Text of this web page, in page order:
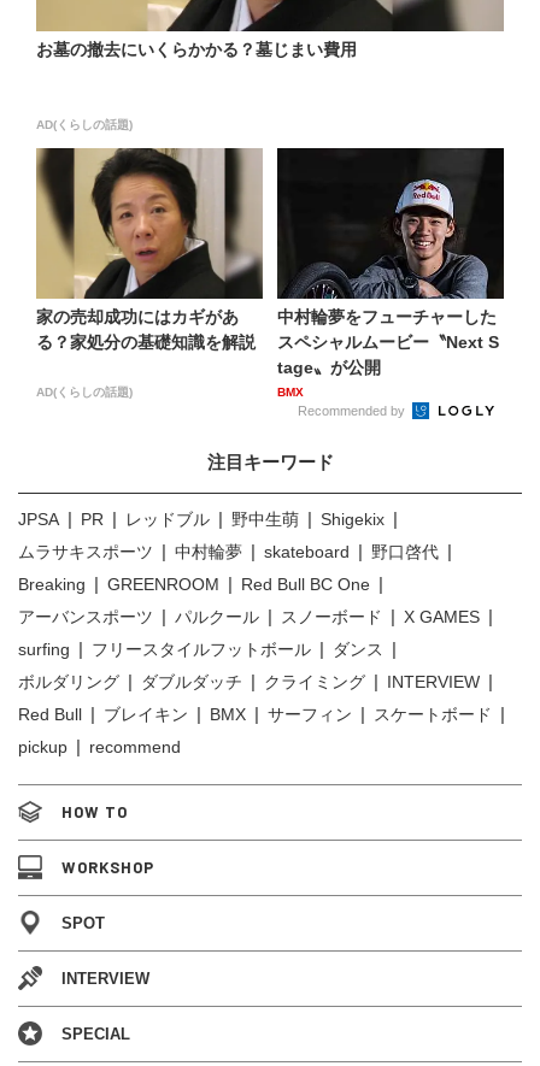
お墓の撤去にいくらかかる？墓じまい費用
AD(くらしの話題)
家の売却成功にはカギがあ
る？家処分の基礎知識を解説
AD(くらしの話題)
中村輪夢をフューチャーした
スペシャルムービー〝Next S
tage〟が公開
BMX
Recommended by
注目キーワード
JPSA PR レッドブル 野中生萌
Shigekix
ムラサキスポーツ
中村輪夢 skateboard
野口啓代
Breaking
GREENROOM
Red Bull BC One
アーバンスポーツ
パルクール スノーボード
X GAMES
surfing
フリースタイルフットボール
ダンス
ボルダリング
ダブルダッチ クライミング
INTERVIEW
Red Bull
ブレイキン BMX サーフィン
スケートボード
pickup
recommend
HOW TO
WORKSHOP
SPOT
INTERVIEW
SPECIAL